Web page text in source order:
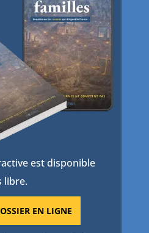
est disponible
libre.
EN LIGNE